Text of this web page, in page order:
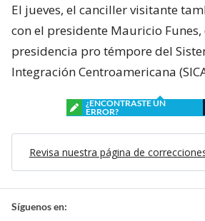
El jueves, el canciller visitante
con el presidente Mauricio
presidencia pro témpore del
Integración Centroamericana
¿ENCONTRASTE UN
ERROR?
Revisa nuestra página de
Síguenos en: